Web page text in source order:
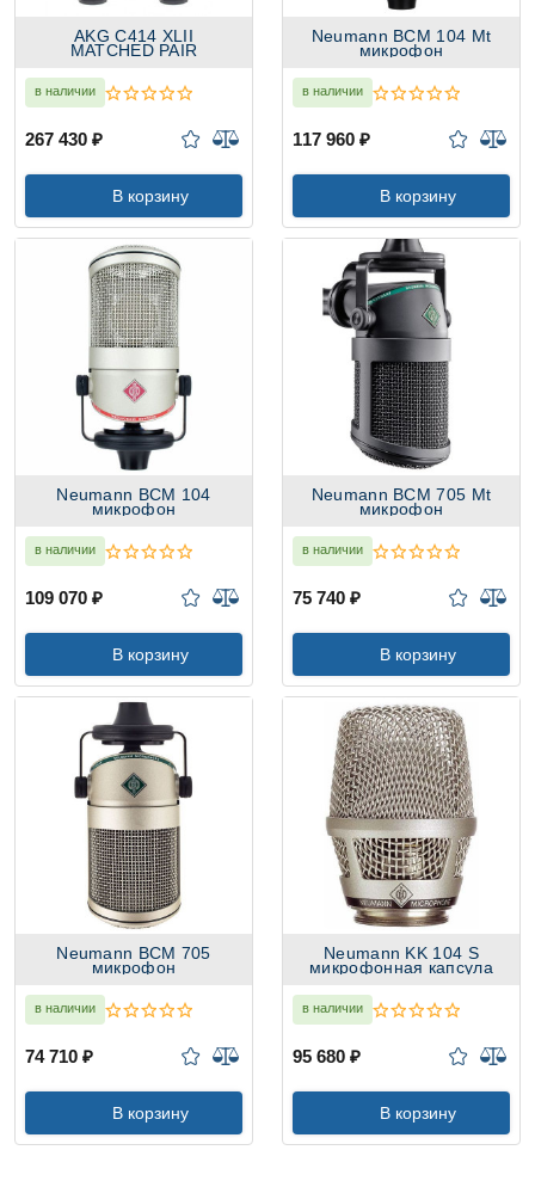
AKG C414 XLII
MATCHED PAIR
в наличии
267 430 ₽
В корзину
Neumann BCM 104 Mt
микрофон
в наличии
117 960 ₽
В корзину
Neumann BCM 104
микрофон
в наличии
109 070 ₽
В корзину
Neumann BCM 705 Mt
микрофон
в наличии
75 740 ₽
В корзину
Neumann BCM 705
микрофон
в наличии
74 710 ₽
В корзину
Neumann KK 104 S
микрофонная капсула
в наличии
95 680 ₽
В корзину